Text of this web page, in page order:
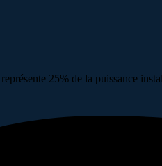
25% de la puissance